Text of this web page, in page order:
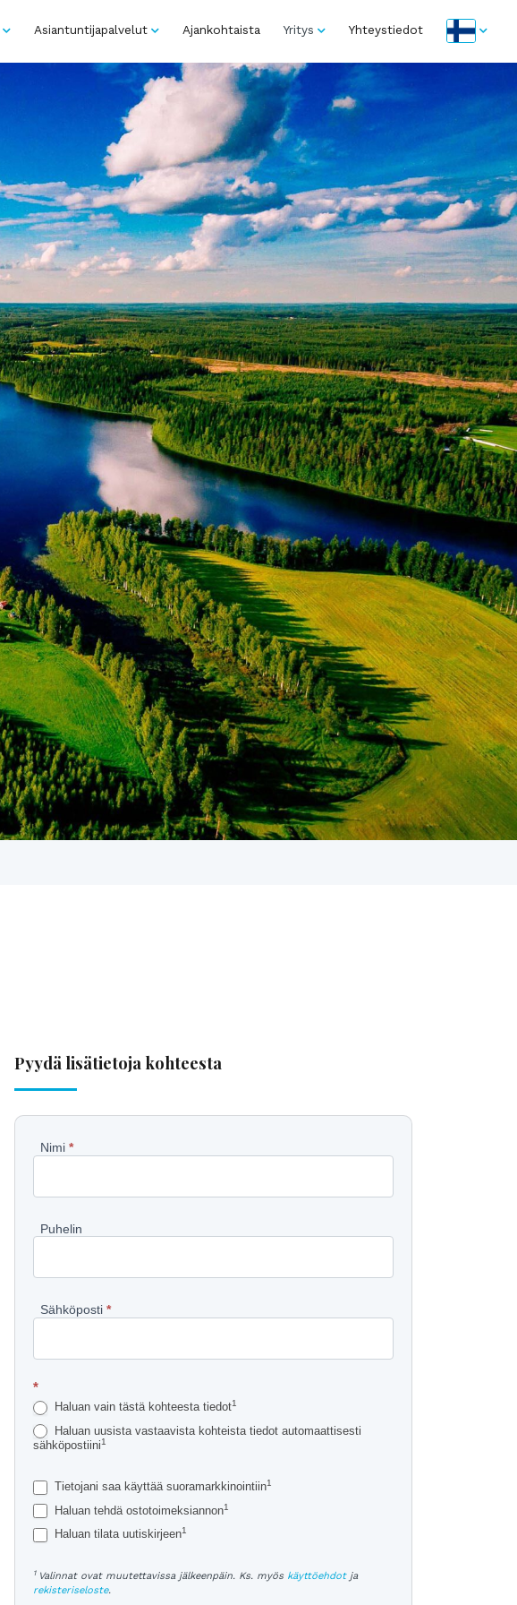
Asiantuntijapalvelut Ajankohtaista Yritys Yhteystiedot
Pyydä lisätietoja kohteesta
Pyydä
Nimi *
Puhelin
Sähköposti *
*
Haluan vain tästä kohteesta tiedot1
Haluan uusista vastaavista kohteista tiedot automaattisesti
sähköpostiini1
Tietojani saa käyttää suoramarkkinointiin1
Haluan tehdä ostotoimeksiannon1
Haluan tilata uutiskirjeen1
1 Valinnat ovat muutettavissa jälkeenpäin. Ks. myös käyttöehdotja
rekisteriseloste.